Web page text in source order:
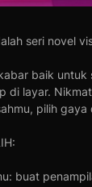
seri novel
baik
di layar.
pilih
buat